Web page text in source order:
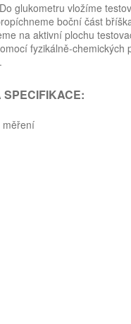
glukometru vložíme
boční část
na aktivní plochu
fyzikálně-chemických
SPECIFIKACE:
měření